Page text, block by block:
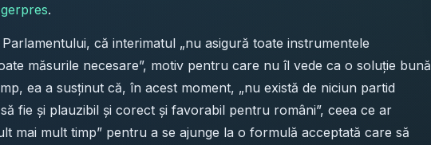
.
că interimatul „nu asigură toate instrumentele
măsurile necesare”, motiv pentru care nu îl vede ca o soluție bună
ea a susținut că, în acest moment, „nu există de niciun partid
fie și plauzibil și corect și favorabil pentru români”, ceea ce ar
mai mult timp” pentru a se ajunge la o formulă acceptată care să